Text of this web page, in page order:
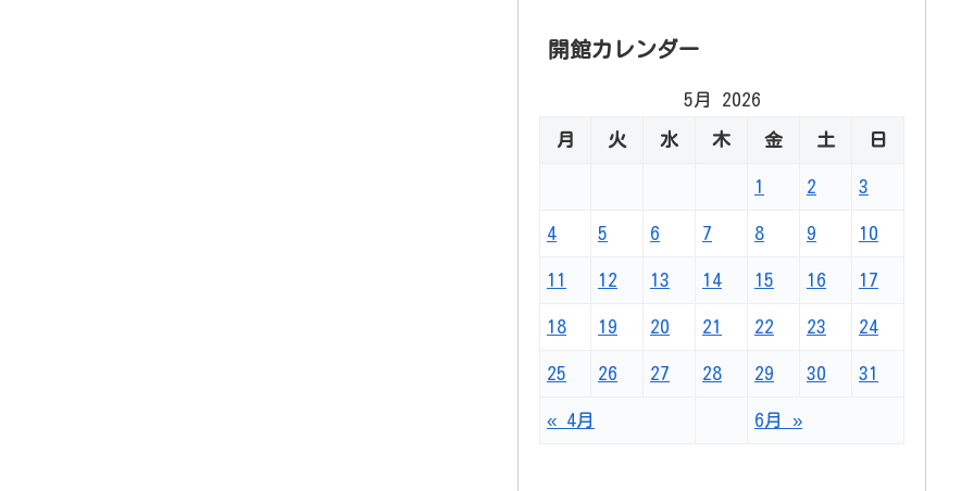
開館カレンダー
5月 2026
月 火 水 木 金 土 日
1 2 3
4 5 6 7 8 9 10
11 12 13 14 15 16 17
18 19 20 21 22 23 24
25 26 27 28 29 30 31
« 4月 6月 »